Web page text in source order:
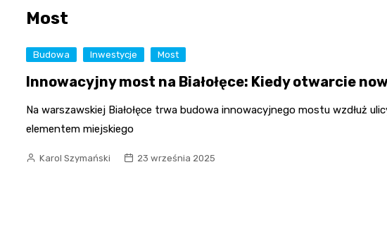
Most
Budowa Inwestycje Most
Innowacyjny most na Białołęce: Kiedy otwarcie
Na warszawskiej Białołęce trwa budowa innowacyjnego mostu wzdłuż
elementem miejskiego
Karol Szymański 23 września 2025